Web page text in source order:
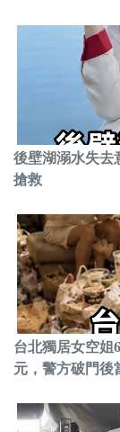
後壁湖溺水失去
搶救
台北獨居女空姐
元，警方破門後